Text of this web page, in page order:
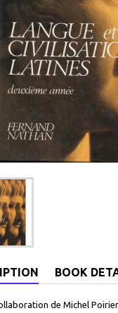
BOOK
de Michel